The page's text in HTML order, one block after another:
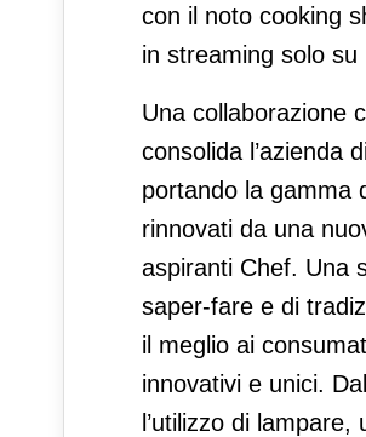
con il noto cooking
in streaming solo su
Una collaborazione
consolida l’azienda
portando la gamma
rinnovati da una
aspiranti Chef. Una
saper-fare e di
il meglio ai
innovativi e unici.
l’utilizzo di